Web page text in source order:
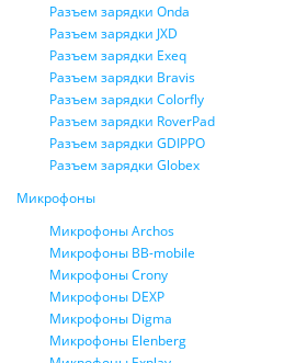
Разъем зарядки Onda
Разъем зарядки JXD
Разъем зарядки Exeq
Разъем зарядки Bravis
Разъем зарядки Colorfly
Разъем зарядки RoverPad
Разъем зарядки GDIPPO
Разъем зарядки Globex
Микрофоны
Микрофоны Archos
Микрофоны BB-mobile
Микрофоны Crony
Микрофоны DEXP
Микрофоны Digma
Микрофоны Elenberg